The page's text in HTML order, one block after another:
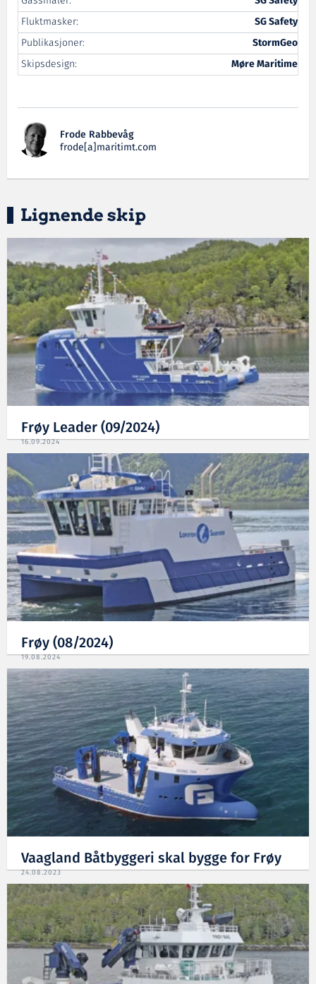
Fluktmasker:
SG Safety
Publikasjoner:
StormGeo
Skipsdesign:
Møre Maritime
Frode Rabbevåg
frode[a]maritimt.com
Lignende skip
Frøy Leader (09/2024)
16.09.2024
Frøy (08/2024)
19.08.2024
Vaagland Båtbyggeri skal bygge for Frøy
24.08.2023